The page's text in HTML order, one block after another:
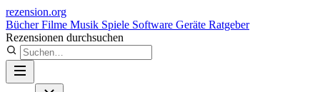
rezension.org
BücherFilme Musik Spiele Software Geräte Ratgeber
Rezensionen durchsuchen